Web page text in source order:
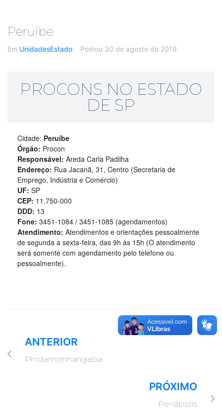
Peruíbe
Em UnidadesEstado Postou 30 de agosto de 2019
PROCONS NO ESTADO
DE SP
Cidade: Peruíbe
Órgão: Procon
Responsável: Areda Carla Padilha
Endereço: Rua Jacanã, 31, Centro (Secretaria de
Emprego, Indústria e Comércio)
UF: SP
CEP: 11.750-000
DDD: 13
Fone: 3451-1084 / 3451-1085 (agendamentos)
Atendimento: Atendimentos e orientações pessoalmente
de segunda a sexta-feira, das 9h às 15h (O atendimento
será somente com agendamento pelo telefone ou
pessoalmente).
ANTERIOR
Pindamonhangaba
PRÓXIMO
Penápolis